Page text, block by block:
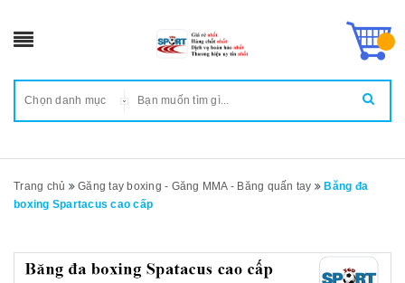
Chọn danh mục
Trang chủ Găng tay boxing - Găng MMA - Băng quấn tay
Băng đa
boxing Spartacus cao cấp